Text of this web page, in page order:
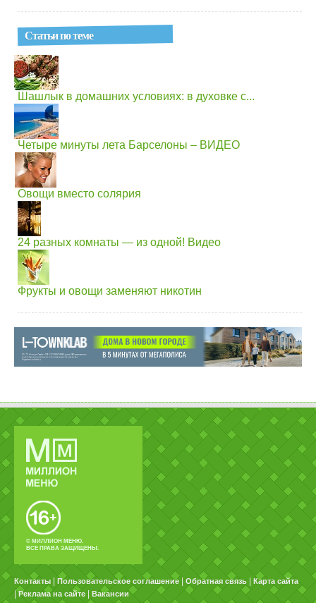
Статьи по теме
Шашлык в домашних условиях: в духовке с...
Четыре минуты лета Барселоны – ВИДЕО
Овощи вместо солярия
24 разных комнаты — из одной! Видео
Фрукты и овощи заменяют никотин
© МИЛЛИОН МЕНЮ.
ВСЕ ПРАВА ЗАЩИЩЕНЫ.
Контакты Пользовательское соглашение Обратная связь Карта сайта
|Реклама на сайте Вакансии